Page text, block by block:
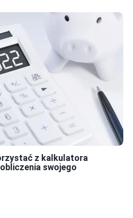
z kalkulatora
swojego